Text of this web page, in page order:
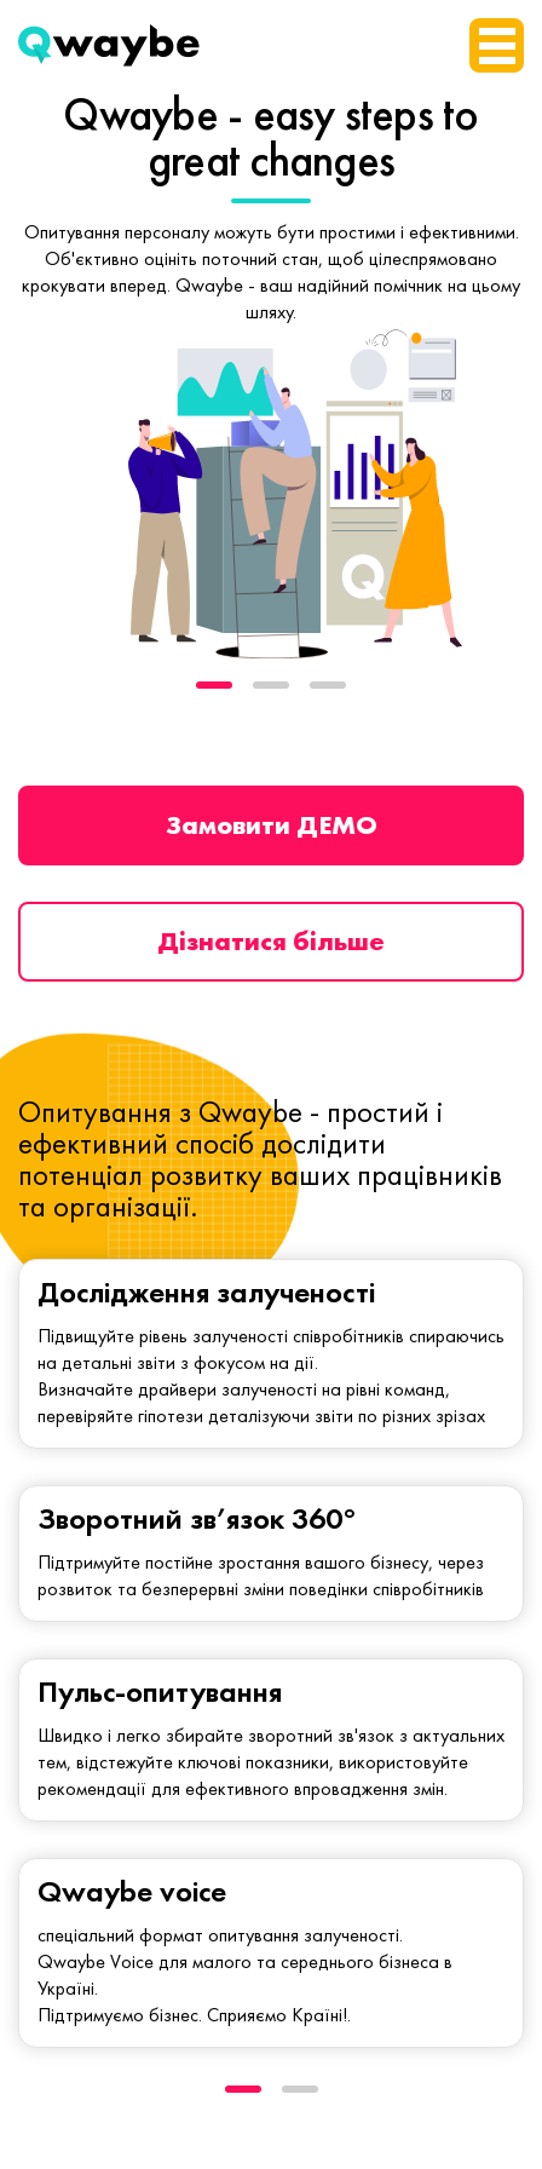
Qwaybe - easy stepsto
great changes
Опитування персоналу можуть бути простими і ефективними.
Об'єктивно оцініть поточний стан, щоб цілеспрямовано
крокувати вперед. Qwaybe - ваш надійний помічник на цьому
шляху.
Замовити ДЕМО
Дізнатися більше
Дослідження залученості
Підвищуйте рівень залученості співробітників спираючись
на детальні звіти з фокусом на дії.
Визначайте драйвери залученості на рівні команд,
перевіряйте гіпотези деталізуючи звіти по різних зрізах
Зворотний зв’язок 360°
Підтримуйте постійне зростання вашого бізнесу, через
розвиток та безперервні зміни поведінки співробітників
Опитування з Qwaybe - простий і
ефективний спосіб дослідити
потенціал розвитку ваших працівників
та організації.
Qwaybe voice
спеціальний формат опитування залученості.
Qwaybe Voice для малого та середнього бізнеса в
Україні.
Підтримуємо бізнес. Сприяємо Країні!.
Пульс-опитування
Швидко і легко збирайте зворотний зв'язок з актуальних
тем, відстежуйте ключові показники, використовуйте
рекомендації для ефективного впровадження змін.